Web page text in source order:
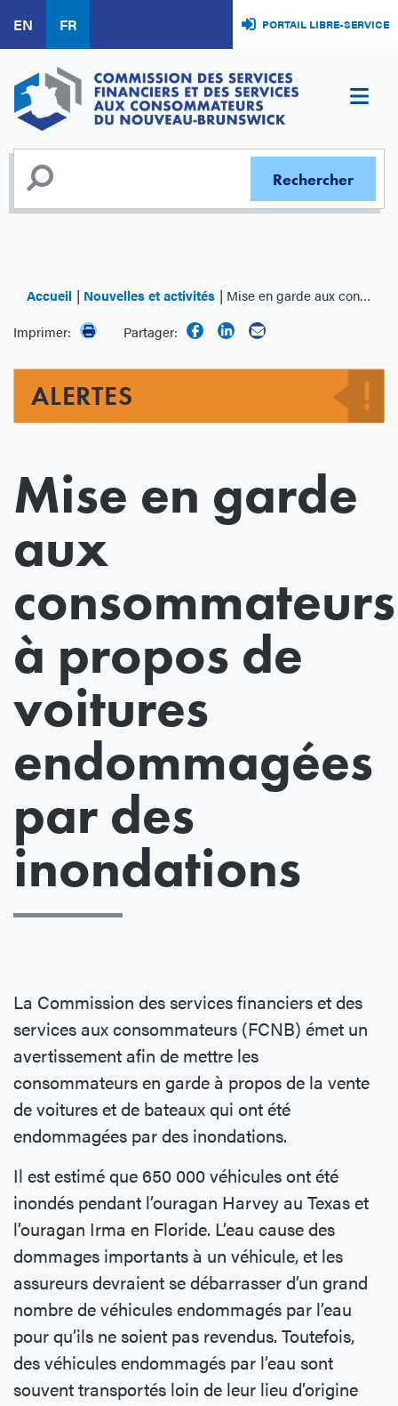
au
contenu
principal
EN FR PORTAIL LIBRE-SERVICE
Accueil Nouvelles et activités
Mise en garde aux consommateurs à propos de voitures endommagées par des inondations
Imprimer:
Partager:
ALERTES
Mise en garde
aux
consommateurs
à propos de
voitures
endommagées
par des
inondations
La Commission des services financiers et des
services aux consommateurs (FCNB) émet un
avertissement afin de mettre les
consommateurs en garde à propos de la vente
de voitures et de bateaux qui ont été
endommagées par des inondations.
Il est estimé que 650 000 véhicules ont été
inondés pendant l’ouragan Harvey au Texas et
l’ouragan Irma en Floride. L’eau cause des
dommages importants à un véhicule, et les
assureurs devraient se débarrasser d’un grand
nombre de véhicules endommagés par l’eau
pour qu’ils ne soient pas revendus. Toutefois,
des véhicules endommagés par l’eau sont
souvent transportés loin de leur lieu d’origine